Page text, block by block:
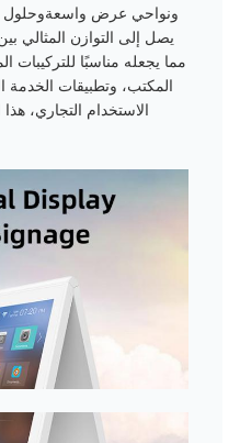
يصل إلى التوازن المثالي
مما يجعله مناسبًا
المكتب، وتطبيقات الخدمة
الاستخدام التجاري،